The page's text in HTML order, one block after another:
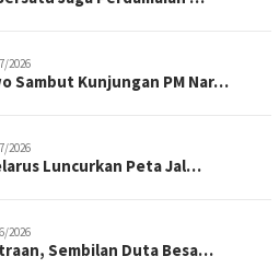
2026
Sambut Kunjungan PM Nar…
2026
Luncurkan Peta Jal…
2026
Sembilan Duta Besa…